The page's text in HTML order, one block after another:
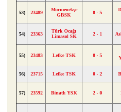
53) 23489
Mormenekşe
GBSK
0 - 5
54) 23363
Türk Ocağı
Limasol SK
2 - 1
55) 23483 Lefke TSK 0 - 5
56) 23715 Lefke TSK 0 - 2
57) 23592 Binatlı YSK 2 - 0